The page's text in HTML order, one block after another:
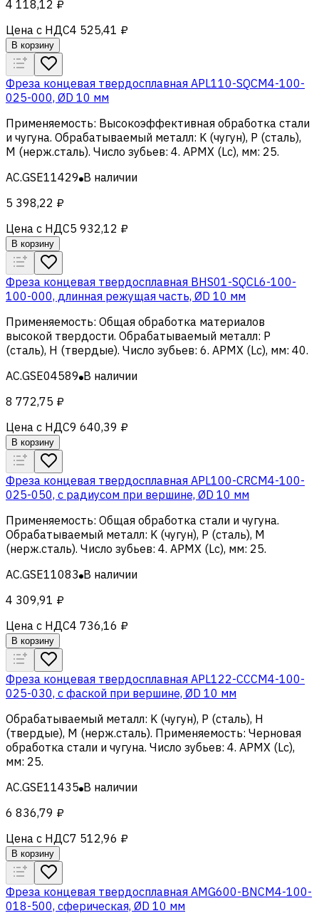
4 118,12 ₽
Цена с НДС4 525,41 ₽
В корзину
Фреза концевая твердосплавная APL110-SQCM4-100-
025-000, ØD 10 мм
Применяемость: Высокоэффективная обработка стали
и чугуна. Обрабатываемый металл: K (чугун), Р (сталь),
M (нерж.сталь). Число зубьев: 4. APMX (Lc), мм: 25.
AC.GSE11429 В наличии
5 398,22 ₽
Цена с НДС5 932,12 ₽
В корзину
Фреза концевая твердосплавная BHS01-SQCL6-100-
100-000, длинная режущая часть, ØD 10 мм
Применяемость: Общая обработка материалов
высокой твердости. Обрабатываемый металл: Р
(сталь), H (твердые). Число зубьев: 6. APMX (Lc), мм: 40.
AC.GSE04589 В наличии
8 772,75 ₽
Цена с НДС9 640,39 ₽
В корзину
Фреза концевая твердосплавная APL100-CRCM4-100-
025-050, с радиусом при вершине, ØD 10 мм
Применяемость: Общая обработка стали и чугуна.
Обрабатываемый металл: K (чугун), Р (сталь), M
(нерж.сталь). Число зубьев: 4. APMX (Lc), мм: 25.
AC.GSE11083 В наличии
4 309,91 ₽
Цена с НДС4 736,16 ₽
В корзину
Фреза концевая твердосплавная APL122-CCCM4-100-
025-030, с фаской при вершине, ØD 10 мм
Обрабатываемый металл: K (чугун), Р (сталь), H
(твердые), M (нерж.сталь). Применяемость: Черновая
обработка стали и чугуна. Число зубьев: 4. APMX (Lc),
мм: 25.
AC.GSE11435 В наличии
6 836,79 ₽
Цена с НДС7 512,96 ₽
В корзину
Фреза концевая твердосплавная AMG600-BNCM4-100-
018-500, сферическая, ØD 10 мм